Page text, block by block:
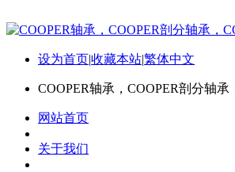
设为首页|收藏本站|繁体中文
COOPER轴承，COOPER剖分轴承
网站首页
关于我们